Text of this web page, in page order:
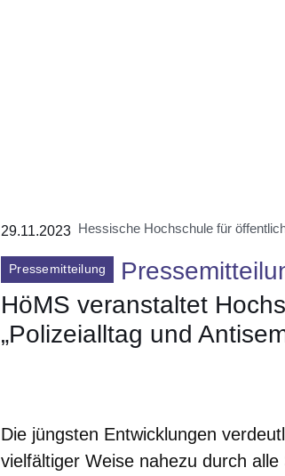
29.11.2023 Hessische Hochschule für
Pressemitteilung
HöMS veranstaltet
„Polizeialltag und
Die jüngsten Entwicklungen
vielfältiger Weise nahezu durch